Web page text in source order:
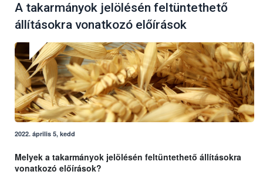
A takarmányok jelölésén feltüntethető
állításokra vonatkozó előírások
2022. április 5, kedd
Melyek a takarmányok jelölésén feltüntethető állításokra
vonatkozó előírások?